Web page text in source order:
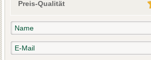
Preis-Qualität